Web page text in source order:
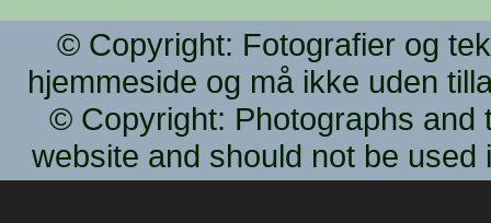
© Copyright: Fotografier og
hjemmeside og må ikke uden
© Copyright: Photographs and
website and should not be